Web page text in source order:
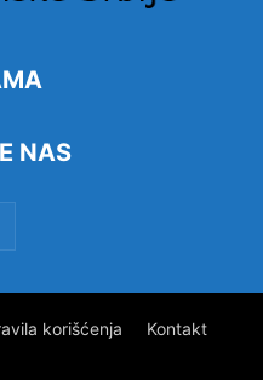
NAS
korišćenja Kontakt